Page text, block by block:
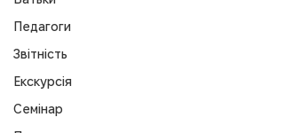
Педагоги
Звітність
Екскурсія
Семінар